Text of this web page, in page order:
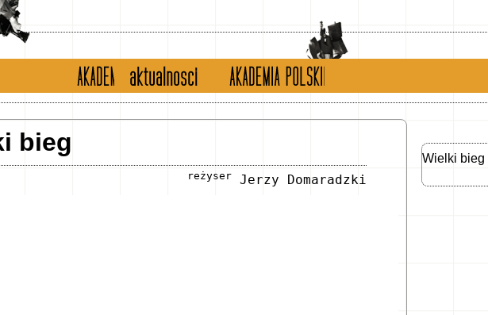
historiaaktualności english version
bieg
reżyser Jerzy Domaradzki
Wielki bieg